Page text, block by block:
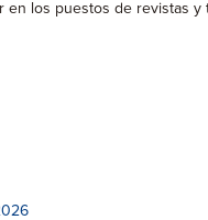
en los puestos de revistas y